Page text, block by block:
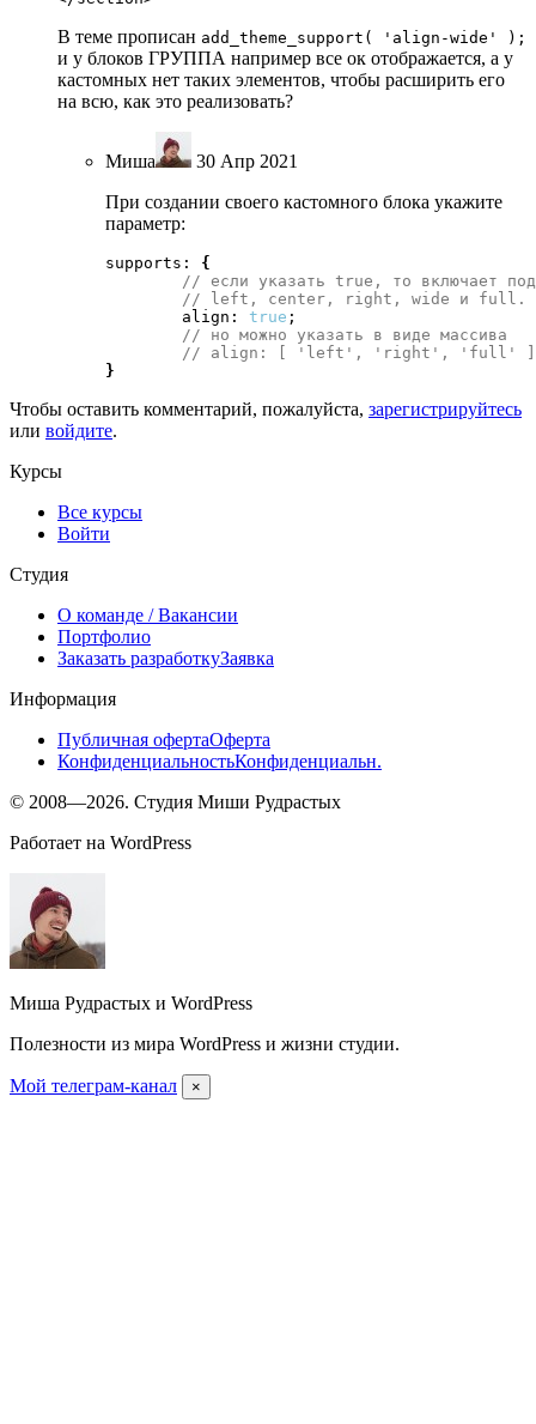
В теме прописан add_theme_support( 'align-wide' );
и у блоков ГРУППА например все ок отображается, а у
кастомных нет таких элементов, чтобы расширить его
на всю, как это реализовать?
Миша
30 Апр 2021
При создании своего кастомного блока укажите
параметр:
supports: {
// если указать true, то включает
// left, center, right, wide и full.
	align:
true ;
// но можно указать в виде массива
// align: [ 'left', 'right', 'full'
}
Чтобы оставить комментарий, пожалуйста, зарегистрируйтесь
или войдите.
Курсы
Все курсы
Войти
Студия
О команде / Вакансии
Портфолио
Заказать разработкуЗаявка
Информация
Публичная офертаОферта
КонфиденциальностьКонфиденциальн.
© 2008—2026. Студия Миши Рудрастых
Работает на WordPress
Миша Рудрастых и WordPress
Полезности из мира WordPress и жизни студии.
Мой телеграм-канал ×